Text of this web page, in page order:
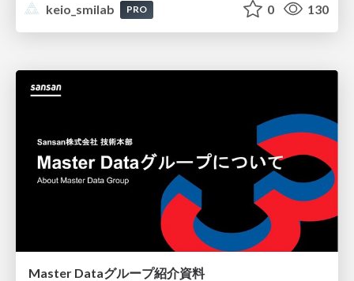
keio_smilab
PRO 0 130
Master Dataグループ紹介資料